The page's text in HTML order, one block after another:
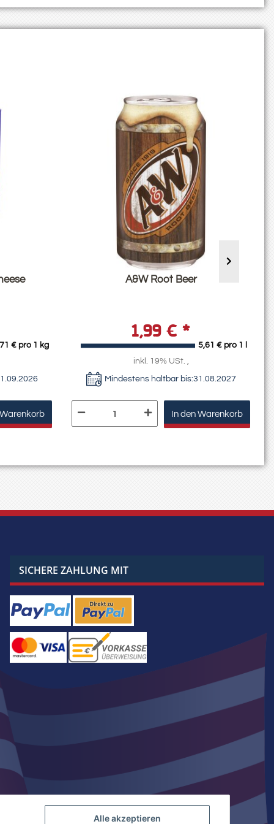
Alle akzeptieren
€ pro 1 kg
A&W Root Beer
1,99 € *
5,61 € pro 1 l
inkl. 19% USt. ,
Mindestens haltbar bis:31.08.2027
In den Warenkorb
SICHERE ZAHLUNG MIT